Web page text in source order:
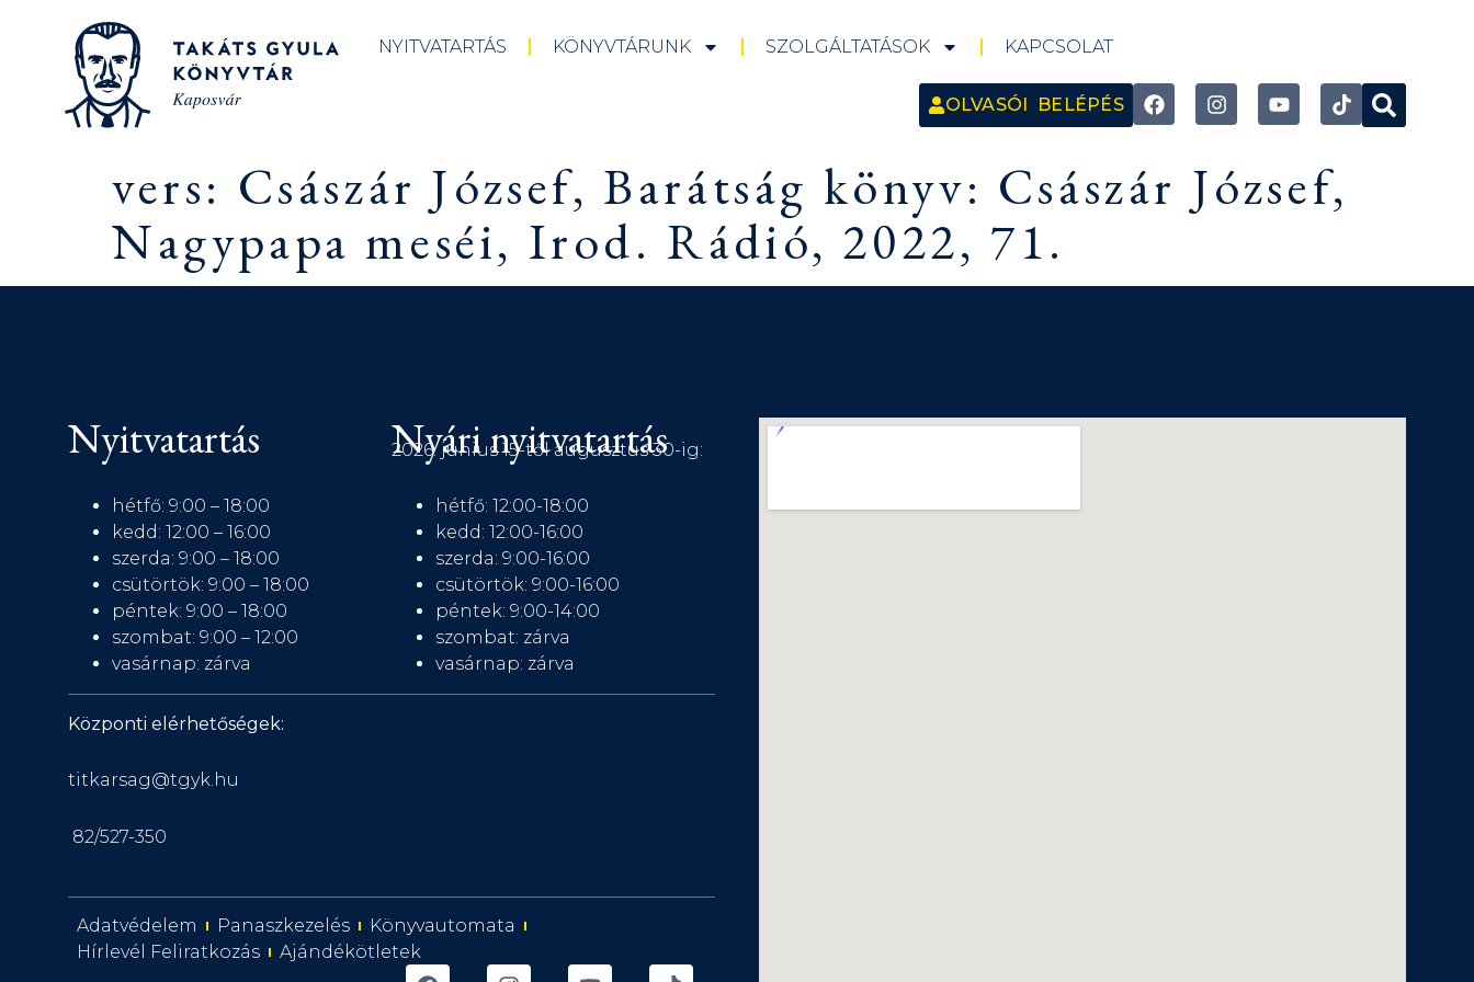
NYITVATARTÁS KÖNYVTÁRUNK SZOLGÁLTATÁSOK KAPCSOLAT
OLVASÓI BELÉPÉS
vers: Császár József, Barátság könyv: Császár József,
Nagypapa meséi, Irod. Rádió, 2022, 71.
Nyitvatartás
hétfő: 9:00 – 18:00
kedd: 12:00 – 16:00
szerda: 9:00 – 18:00
csütörtök: 9:00 – 18:00
péntek: 9:00 – 18:00
szombat: 9:00 – 12:00
vasárnap: zárva
Nyári nyitvatartás
2026. június 15-től augusztus 30-ig:
hétfő: 12:00-18:00
kedd: 12:00-16:00
szerda: 9:00-16:00
csütörtök: 9:00-16:00
péntek: 9:00-14:00
szombat: zárva
vasárnap: zárva
Központi elérhetőségek:
titkarsag@tgyk.hu
82/527-350
Adatvédelem Panaszkezelés
Könyvautomata
Hírlevél Feliratkozás
Ajándékötletek